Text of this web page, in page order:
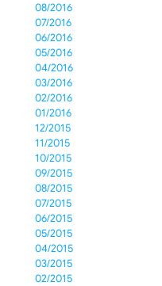
08/2016
07/2016
06/2016
05/2016
04/2016
03/2016
02/2016
01/2016
12/2015
11/2015
10/2015
09/2015
08/2015
07/2015
06/2015
05/2015
04/2015
03/2015
02/2015